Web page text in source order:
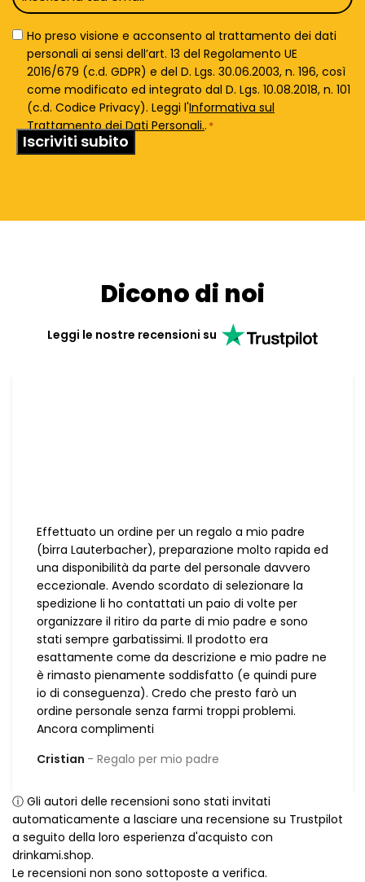
*
Privacy
Policy
Ho preso visione e acconsento al trattamento dei dati
personali ai sensi dell’art. 13 del Regolamento UE
2016/679 (c.d. GDPR) e del D. Lgs. 30.06.2003, n. 196, così
come modificato ed integrato dal D. Lgs. 10.08.2018, n. 101
(c.d. Codice Privacy). Leggi l'Informativa sul
Trattamento dei Dati Personali.. *
Dicono di noi
Leggi le nostre recensioni su
Effettuato un ordine per un regalo a mio padre
(birra Lauterbacher), preparazione molto rapida ed
una disponibilità da parte del personale davvero
eccezionale. Avendo scordato di selezionare la
spedizione li ho contattati un paio di volte per
organizzare il ritiro da parte di mio padre e sono
stati sempre garbatissimi. Il prodotto era
esattamente come da descrizione e mio padre ne
è rimasto pienamente soddisfatto (e quindi pure
io di conseguenza). Credo che presto farò un
ordine personale senza farmi troppi problemi.
Ancora complimenti
Cristian
Regalo per mio padre
ⓘ Gli autori delle recensioni sono stati invitati
automaticamente a lasciare una recensione su Trustpilot
a seguito della loro esperienza d'acquisto con
drinkami.shop.
Le recensioni non sono sottoposte a verifica.